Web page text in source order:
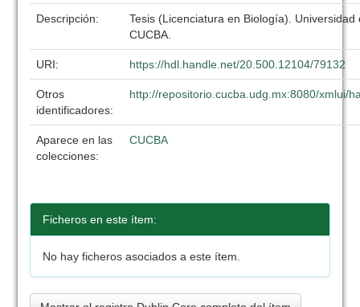
Descripción:
Tesis (Licenciatura en Biología). Universidad
CUCBA.
URI: https://hdl.handle.net/20.500.12104/79132
Otros
identificadores:
http://repositorio.cucba.udg.mx:8080/xmlui/
Aparece en las
colecciones:
CUCBA
Ficheros en este ítem:
No hay ficheros asociados a este ítem.